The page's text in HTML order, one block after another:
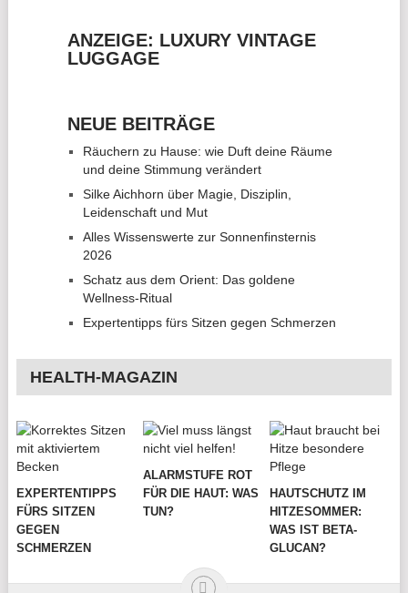
ANZEIGE: LUXURY VINTAGE
LUGGAGE
NEUE BEITRÄGE
Räuchern zu Hause: wie Duft deine Räume
und deine Stimmung verändert
Silke Aichhorn über Magie, Disziplin,
Leidenschaft und Mut
Alles Wissenswerte zur Sonnenfinsternis
2026
Schatz aus dem Orient: Das goldene
Wellness-Ritual
Expertentipps fürs Sitzen gegen Schmerzen
HEALTH-MAGAZIN
EXPERTENTIPPS
FÜRS SITZEN
GEGEN
SCHMERZEN
ALARMSTUFE ROT
FÜR DIE HAUT: WAS
TUN?
HAUTSCHUTZ IM
HITZESOMMER:
WAS IST BETA-
GLUCAN?